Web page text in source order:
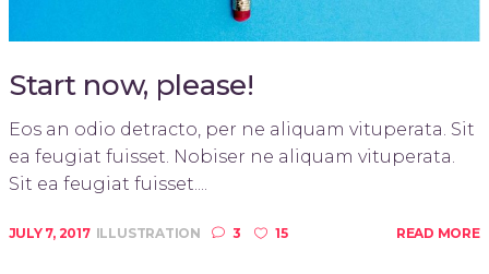
Start now, please!
Eos an odio detracto, per ne aliquam vituperata. Sit
ea feugiat fuisset. Nobiser ne aliquam vituperata.
Sit ea feugiat fuisset....
JULY 7, 2017 ILLUSTRATION 3 15 READ MORE